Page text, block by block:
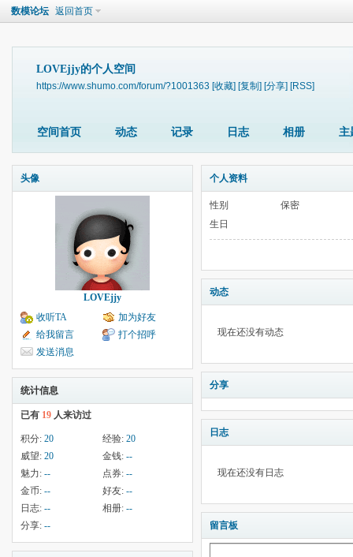
数模论坛 返回首页
LOVEjjy的个人空间
https://www.shumo.com/forum/?1001363 [收藏] [复制] [分享] [RSS]
空间首页 动态 记录 日志 相册 主
头像
LOVEjjy
收听TA
加为好友
给我留言
打个招呼
发送消息
统计信息
已有 19 人来访过
积分: 20 经验: 20
威望: 20 金钱: --
魅力: -- 点券: --
金币: -- 好友: --
日志: -- 相册: --
分享: --
个人资料
性别
保密
生日
动态
现在还没有动态
分享
日志
现在还没有日志
留言板